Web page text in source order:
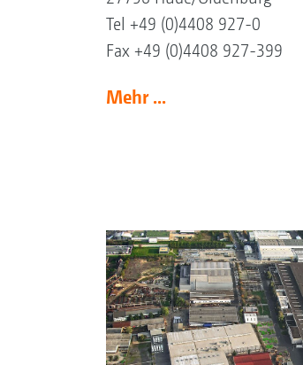
Tel +49 (0)4408 927-0
Fax +49 (0)4408 927-399
Mehr ...